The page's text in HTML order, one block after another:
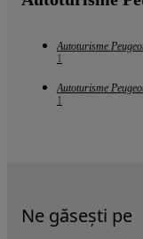
Autoturisme
1
Autoturisme
1
Ne găsești pe